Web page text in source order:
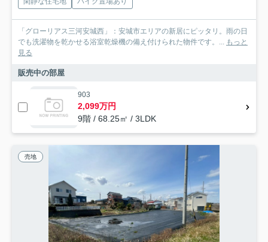
「グローリアス三河安城西」：安城市エリアの新居にピッタリ。雨の日
でも洗濯物を乾かせる浴室乾燥機の備え付けられた物件です。... もっと
見る
販売中の部屋
903
2,099万円
9階 / 68.25㎡ / 3LDK
売地